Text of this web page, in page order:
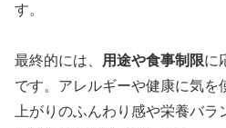
す。
最終的には、 用途や食事制限に
です。アレルギーや健康に気を
上がりのふんわり感や栄養バ